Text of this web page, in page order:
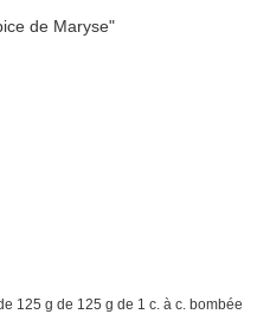
125 g de 125 g de 1 c. à c. bombée